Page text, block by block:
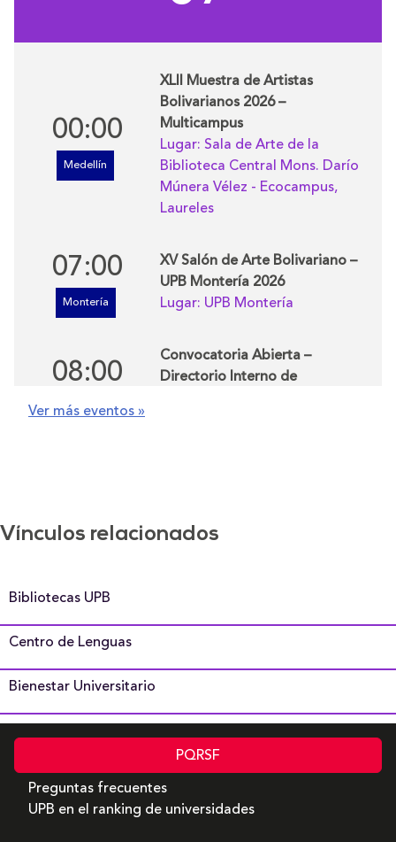
00:00
Medellín
XLII Muestra de Artistas
Bolivarianos 2026 –
Multicampus
Lugar: Sala de Arte de la
Biblioteca Central Mons. Darío
Múnera Vélez - Ecocampus,
Laureles
07:00
Montería
XV Salón de Arte Bolivariano –
UPB Montería 2026
Lugar: UPB Montería
08:00
Montería
Convocatoria Abierta –
Directorio Interno de
Ver más eventos »
Vínculos relacionados
Bibliotecas UPB
Centro de Lenguas
Bienestar Universitario
PQRSF
Preguntas frecuentes
UPB en el ranking de universidades